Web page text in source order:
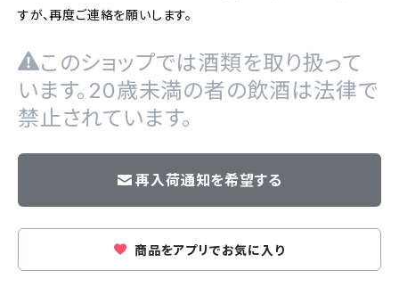
すが、再度ご連絡を願いします。
このショップでは酒類を取り扱って
います。20歳未満の者の飲酒は法律で
禁止されています。
再入荷通知を希望する
商品をアプリでお気に入り